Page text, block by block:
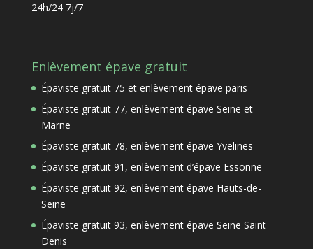
24h/24 7j/7
Enlèvement épave gratuit
Épaviste gratuit 75 et enlèvement épave paris
Épaviste gratuit 77, enlèvement épave Seine et
Marne
Épaviste gratuit 78, enlèvement épave Yvelines
Épaviste gratuit 91, enlèvement d’épave Essonne
Épaviste gratuit 92, enlèvement épave Hauts-de-
Seine
Épaviste gratuit 93, enlèvement épave Seine Saint
Denis